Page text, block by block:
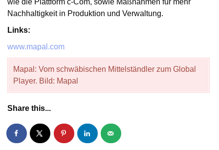
Nachhaltigkeit in Produktion und Verwaltung.
Links:
www.mapal.com
Mapal: Vom schwäbischen Mittelständler zum Global
Player. Bild: Mapal
Share this...